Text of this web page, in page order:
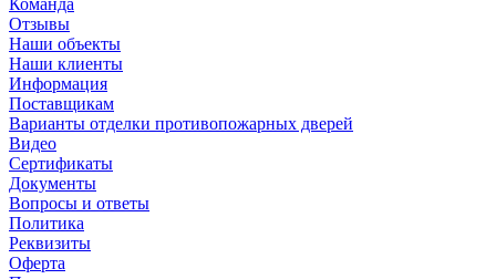
Команда
Отзывы
Наши объекты
Наши клиенты
Информация
Поставщикам
Варианты отделки противопожарных дверей
Видео
Сертификаты
Документы
Вопросы и ответы
Политика
Реквизиты
Оферта